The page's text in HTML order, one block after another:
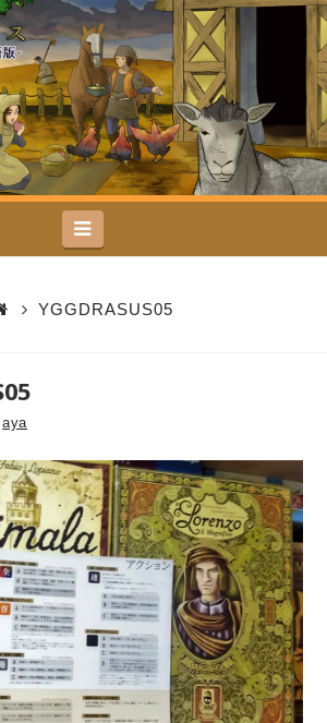
Navigation
YGGDRASUS05
aya